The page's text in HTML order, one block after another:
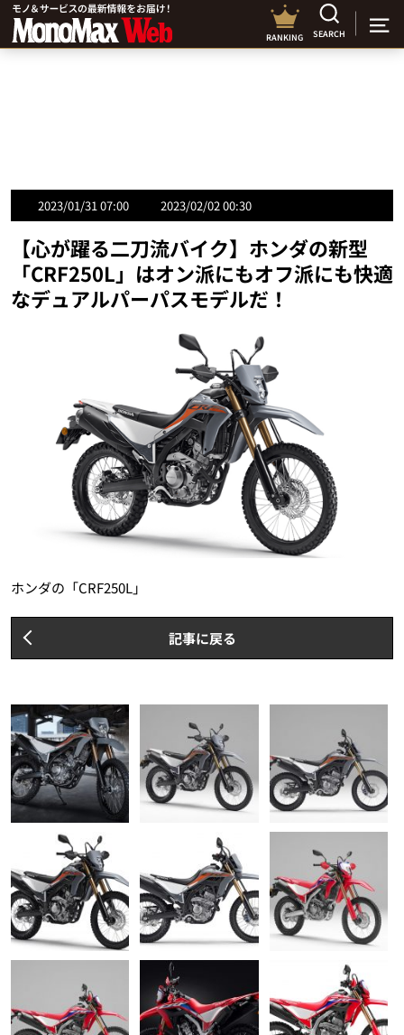
RANKING SEARCH
2023/01/31 07:00 2023/02/02 00:30
【心が躍る二刀流バイク】ホンダの新型
「CRF250L」はオン派にもオフ派にも快適
なデュアルパーパスモデルだ！
ホンダの「CRF250L」
記事に戻る